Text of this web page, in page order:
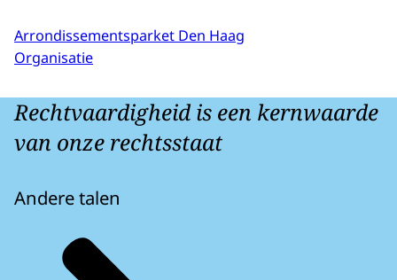
Arrondissementsparket Den Haag
Organisatie
Rechtvaardigheid is een kernwaarde
van onze rechtsstaat
Andere talen